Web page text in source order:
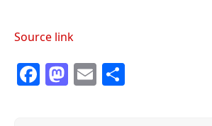
Source link
F
M E